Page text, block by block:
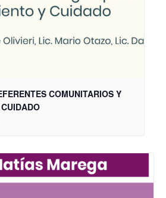
COMUNITARIOS Y